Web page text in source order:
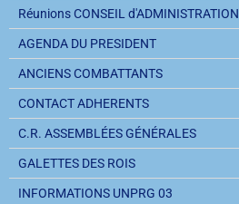
Réunions CONSEIL d'ADMINISTRATION
AGENDA DU PRESIDENT
ANCIENS COMBATTANTS
CONTACT ADHERENTS
C.R. ASSEMBLÉES GÉNÉRALES
GALETTES DES ROIS
INFORMATIONS UNPRG 03